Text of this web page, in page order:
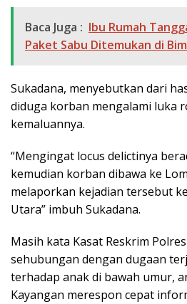
Baca Juga : Ibu Rumah
Paket Sabu Ditemukan di
Sukadana, menyebutkan dari
diduga korban mengalami luka
kemaluannya.
“Mengingat locus delictinya
kemudian korban dibawa ke
melaporkan kejadian tersebut
Utara” imbuh Sukadana.
Masih kata Kasat Reskrim
sehubungan dengan dugaan
terhadap anak di bawah umur,
Kayangan merespon cepat